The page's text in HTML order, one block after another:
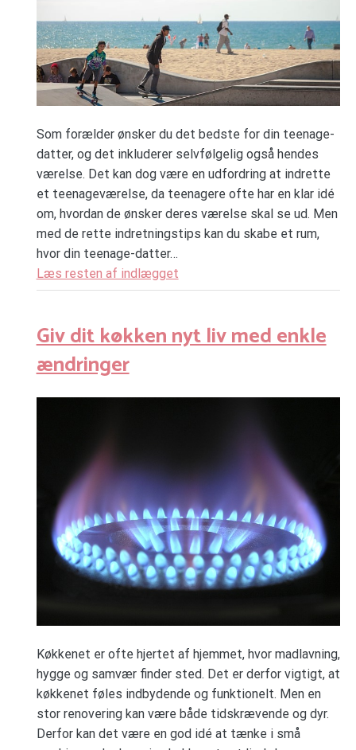
Som forælder ønsker du det bedste for din teenage-
datter, og det inkluderer selvfølgelig også hendes
værelse. Det kan dog være en udfordring at indrette
et teenageværelse, da teenagere ofte har en klar idé
om, hvordan de ønsker deres værelse skal se ud. Men
med de rette indretningstips kan du skabe et rum,
hvor din teenage-datter…
Læs resten af indlægget
Giv dit køkken nyt liv med enkle
ændringer
Køkkenet er ofte hjertet af hjemmet, hvor madlavning,
hygge og samvær finder sted. Det er derfor vigtigt, at
køkkenet føles indbydende og funktionelt. Men en
stor renovering kan være både tidskrævende og dyr.
Derfor kan det være en god idé at tænke i små